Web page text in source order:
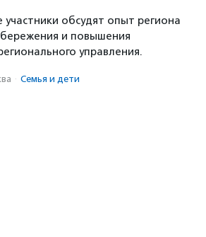
участники обсудят опыт региона
и повышения
управления.
· Семья и дети